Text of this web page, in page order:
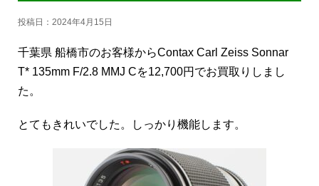
投稿日： 2024年4月15日
千葉県 船橋市のお客様からContax Carl Zeiss Sonnar
T* 135mm F/2.8 MMJ Cを12,700円でお買取りしまし
た。
とてもきれいでした。しっかり機能します。